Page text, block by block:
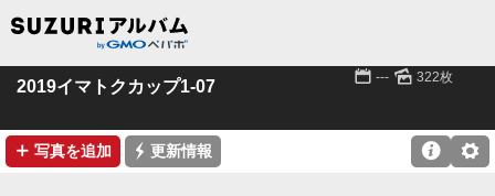
2019イマトクカップ1-07 📅 --- 🌄 322枚
➕ 写真を追加 ⚡ 更新情報 ⚙
